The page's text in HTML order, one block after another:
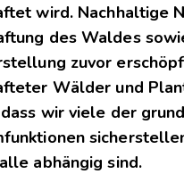
wird. Nachhaltige
des Waldes
zuvor
Wälder und
wir viele der
abhängig sind.